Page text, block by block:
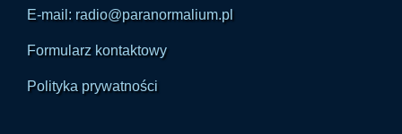
E-mail: radio@paranormalium.pl
Formularz kontaktowy
Polityka prywatności